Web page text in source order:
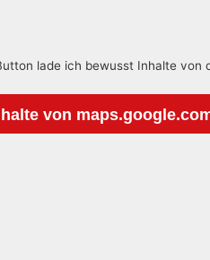
lade ich bewusst Inhalte von
von